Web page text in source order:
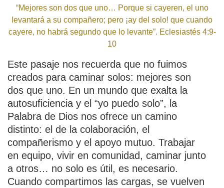
“Mejores son dos que uno… Porque si cayeren, el uno
levantará a su compañero; pero ¡ay del solo! que cuando
cayere, no habrá segundo que lo levante”. Eclesiastés 4:9-
10
Este pasaje nos recuerda que no fuimos
creados para caminar solos: mejores son
dos que uno. En un mundo que exalta la
autosuficiencia y el “yo puedo solo”, la
Palabra de Dios nos ofrece un camino
distinto: el de la colaboración, el
compañerismo y el apoyo mutuo. Trabajar
en equipo, vivir en comunidad, caminar junto
a otros… no solo es útil, es necesario.
Cuando compartimos las cargas, se vuelven